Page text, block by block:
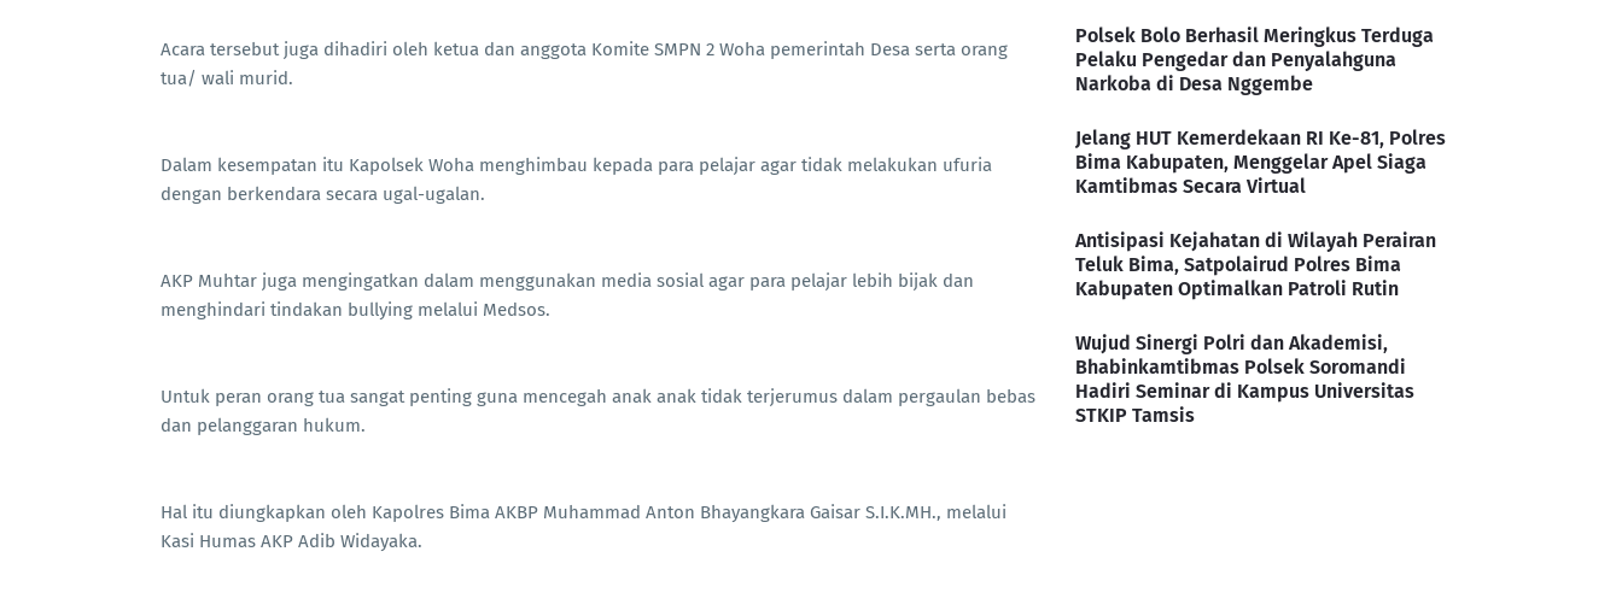
Acara tersebut juga dihadiri oleh ketua dan anggota Komite SMPN 2 Woha pemerintah Desa serta orang
tua/ wali murid.
Dalam kesempatan itu Kapolsek Woha menghimbau kepada para pelajar agar tidak melakukan ufuria
dengan berkendara secara ugal-ugalan.
AKP Muhtar juga mengingatkan dalam menggunakan media sosial agar para pelajar lebih bijak dan
menghindari tindakan bullying melalui Medsos.
Untuk peran orang tua sangat penting guna mencegah anak anak tidak terjerumus dalam pergaulan bebas
dan pelanggaran hukum.
Hal itu diungkapkan oleh Kapolres Bima AKBP Muhammad Anton Bhayangkara Gaisar S.I.K.MH., melalui
Kasi Humas AKP Adib Widayaka.
Polsek Bolo Berhasil Meringkus Terduga
Pelaku Pengedar dan Penyalahguna
Narkoba di Desa Nggembe
Jelang HUT Kemerdekaan RI Ke-81, Polres
Bima Kabupaten, Menggelar Apel Siaga
Kamtibmas Secara Virtual
Antisipasi Kejahatan di Wilayah Perairan
Teluk Bima, Satpolairud Polres Bima
Kabupaten Optimalkan Patroli Rutin
Wujud Sinergi Polri dan Akademisi,
Bhabinkamtibmas Polsek Soromandi
Hadiri Seminar di Kampus Universitas
STKIP Tamsis